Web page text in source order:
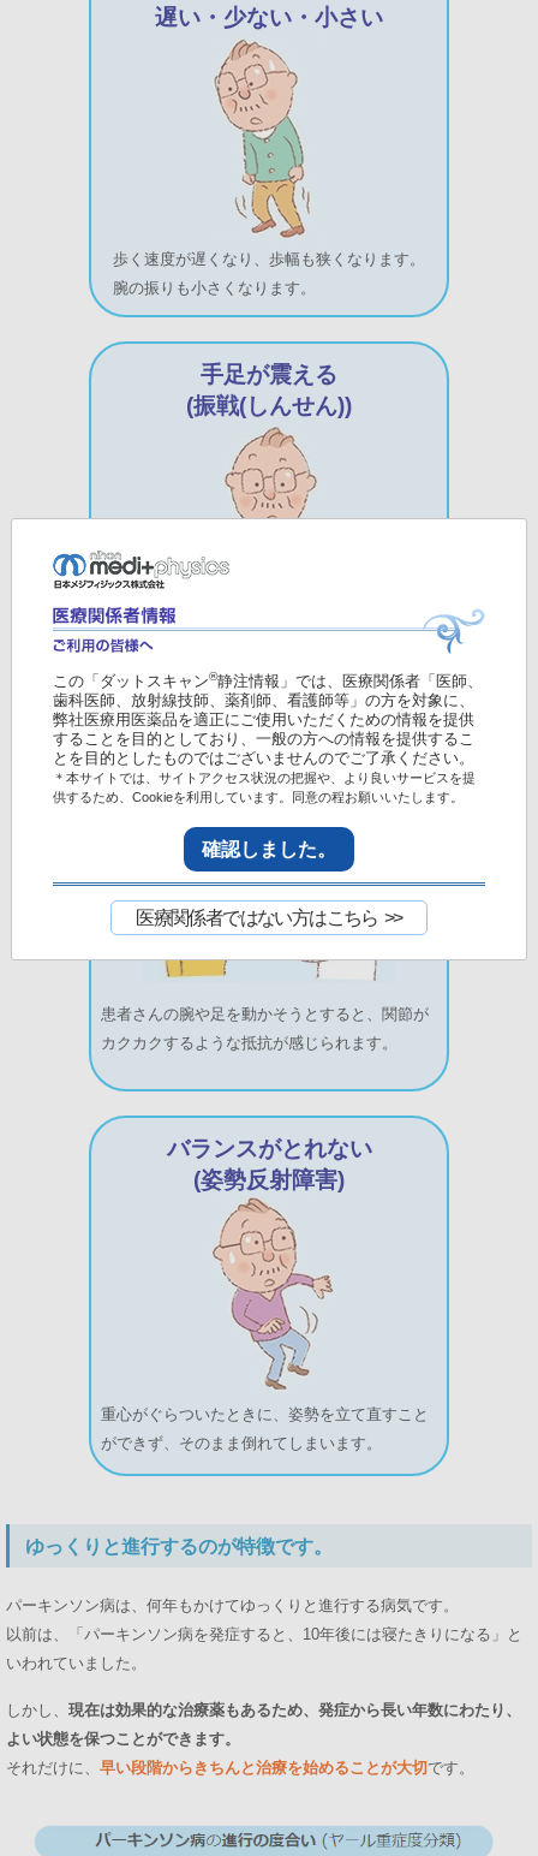
遅い・少ない・小さい
歩く速度が遅くなり、歩幅も狭くなります。
腕の振りも小さくなります。
手足が震える
(振戦(しんせん))
安静にしている時に、手や足に細かな震えが生
じます。
筋固縮(きんこしゅく)
患者さんの腕や足を動かそうとすると、関節が
カクカクするような抵抗が感じられます。
バランスがとれない
(姿勢反射障害)
重心がぐらついたときに、姿勢を立て直すこと
ができず、そのまま倒れてしまいます。
ゆっくりと進行するのが特徴です。
パーキンソン病は、何年もかけてゆっくりと進行する病気です。
以前は、「パーキンソン病を発症すると、10年後には寝たきりになる」と
いわれていました。
しかし、 現在は効果的な治療薬もあるため、発症から長い年数にわたり、
よい状態を保つことができます。
それだけに、 早い段階からきちんと治療を始めることが大切 です。
この「ダットスキャン®静注情報」では、医療関係者「医師、
歯科医師、放射線技師、薬剤師、看護師等」の方を対象に、
弊社医療用医薬品を適正にご使用いただくための情報を提供
することを目的としており、一般の方への情報を提供するこ
とを目的としたものではございませんのでご了承ください。
＊本サイトでは、サイトアクセス状況の把握や、より良いサービスを提
供するため、Cookieを利用しています。同意の程お願いいたします。
確認しました。
医療関係者ではない方はこちら